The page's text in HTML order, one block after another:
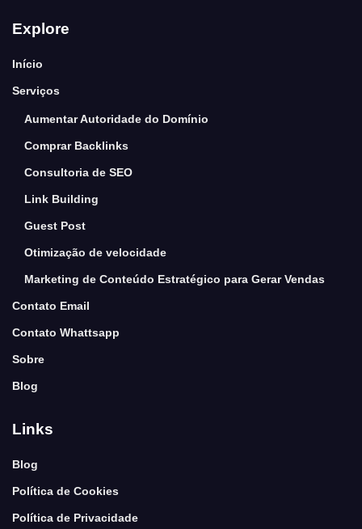
Explore
Início
Serviços
Aumentar Autoridade do Domínio
Comprar Backlinks
Consultoria de SEO
Link Building
Guest Post
Otimização de velocidade
Marketing de Conteúdo Estratégico para Gerar Vendas
Contato Email
Contato Whattsapp
Sobre
Blog
Links
Blog
Política de Cookies
Política de Privacidade